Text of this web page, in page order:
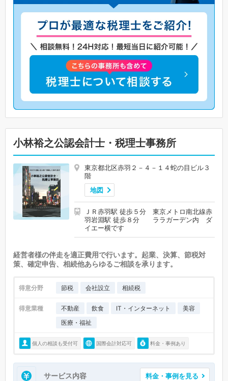
小林裕之公認会計士・税理士事務所
東京都北区赤羽２－４－１４蛇の目ビル３
階
地図
ＪＲ赤羽駅 徒歩５分 東京メトロ南北線赤
羽岩淵駅 徒歩８分 ララガーデン内 ダ
イエー横です
経営者様の伴走を適正費用で行います。起業、決算、節税対
策、確定申告、相続他あらゆるご相談を承ります。
得意分野 節税 会社設立 相続税
得意業種 不動産 飲食 IT・インターネット
美容
医療・福祉
個人の相談も受付可 国際会計対応可 料金・事例あり
サービス内容 料金・事例を見る